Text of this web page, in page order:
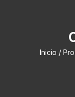
Inicio /